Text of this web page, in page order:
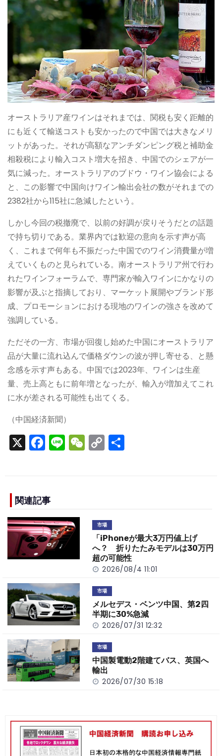
オーストラリア産ワインはそれまでは、関税も安く距離的
にも近くて輸送コストも安かったので中国では大きなメリ
ットがあった。それが高額なアンチダンピング税と補助金
相殺税により輸入コスト増大を招き、中国でのシェアが一
気に減った。オーストラリアのブドウ・ワイン協会による
と、この影響で中国向けワイン輸出会社の数がそれまでの
2382社から115社に急減したという。
しかし今回の税撤廃で、以前の好調が戻りそうだとの話題
で持ち切りである。業界内では歓迎の意向を示す声が高
く、これまで何年も不振だった中国でのワイン消費量が増
えていくものと見られている。南オーストラリア州で行わ
れたワインフォーラムで、専門家が輸入ワインにかなりの
影響が及ぶと指摘しており、マーケット展開やブランド形
成、プロモーションにおける現地のワインの強さを改めて
強調している。
ただその一方、市場が回復し始めた中国にオーストラリア
品が大量に流れ込んで価格ダウンの波が押し寄せる、と懸
念感を示す声もある。中国では2023年、ワインは生産
量、売上高ともに前年増となったが、輸入が増加えてこれ
に水が差される可能性も出てくる。
（中国経済新聞）
X F
e
b
o
o
k
Li W C
n
k
関連記事
市場
「iPhoneが最大3万円値上げ
へ？ 折りたたみモデルは30万円
超の可能性
2026/08/4 11:01
市場
メルセデス・ベンツ中国、第2四
半期に30%急減
2026/07/31 12:32
市場
中国製電動2階建てバス、英国へ
輸出
2026/07/30 15:18